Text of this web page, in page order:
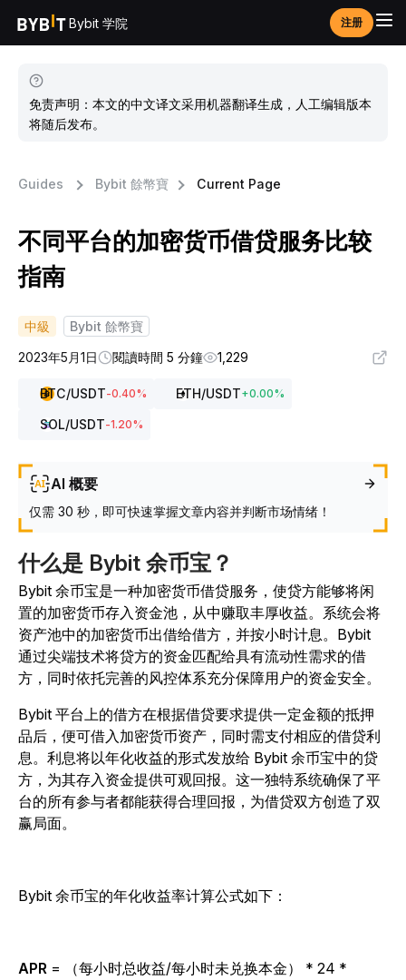
Bybit 学院 注册
免责声明：本文的中文译文采用机器翻译生成，人工编辑版本
将随后发布。
Guides Bybit 餘幣寶 Current Page
不同平台的加密货币借贷服务比较
指南
中級
Bybit 餘幣寶
2023年5月1日
閱讀時間 5 分鐘 1,229
BTC/USDT-0.40% ETH/USDT+0.00%
SOL/USDT-1.20%
AI 概要
仅需 30 秒，即可快速掌握文章内容并判断市场情绪！
什么是 Bybit 余币宝？
Bybit 余币宝是一种加密货币借贷服务，使贷方能够将闲
置的加密货币存入资金池，从中赚取丰厚收益。系统会将
资产池中的加密货币出借给借方，并按小时计息。Bybit
通过尖端技术将贷方的资金匹配给具有流动性需求的借
方，同时依托完善的风控体系充分保障用户的资金安全。
Bybit 平台上的借方在根据借贷要求提供一定金额的抵押
品后，便可借入加密货币资产，同时需支付相应的借贷利
息。利息将以年化收益的形式发放给 Bybit 余币宝中的贷
方，为其存入资金提供可观回报。这一独特系统确保了平
台的所有参与者都能获得合理回报，为借贷双方创造了双
赢局面。
Bybit 余币宝的年化收益率计算公式如下：
APR = （每小时总收益/每小时未兑换本金） * 24 *